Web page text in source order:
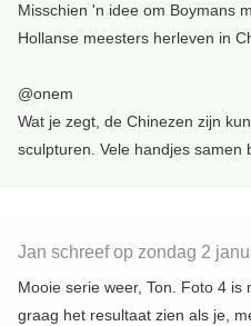
Misschien 'n idee om Boymans
Hollanse meesters herleven in
@onem
Wat je zegt, de Chinezen zijn
sculpturen. Vele handjes samen
Jan schreef op zondag 2
Mooie serie weer, Ton. Foto 4 is
graag het resultaat zien als je,